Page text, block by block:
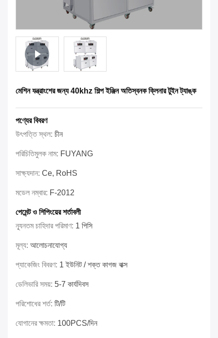
মেশিন যন্ত্রাংশের জন্য 40khz শিল্প ইঞ্জিন অতিস্বনক ক্লিনার টুইন ট্যাঙ্ক
পণ্যের বিবরণ
উৎপত্তি স্থল: চীন
পরিচিতিমুলক নাম: FUYANG
সাক্ষ্যদান: Ce, RoHS
মডেল নম্বার: F-2012
পেমেন্ট ও শিপিংয়ের শর্তাবলী
ন্যূনতম চাহিদার পরিমাণ: 1 পিসি
মূল্য: আলোচনাযোগ্য
প্যাকেজিং বিবরণ: 1 ইউনিট / শক্ত কাগজ বাক্স
ডেলিভারি সময়: 5-7 কার্যদিবস
পরিশোধের শর্ত: টি/টি
যোগানের ক্ষমতা: 100PCS/দিন